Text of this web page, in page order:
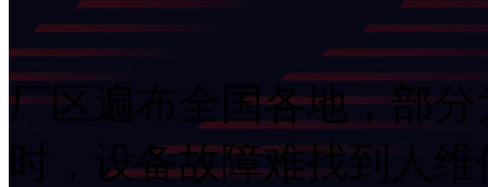
厂区遍布全国各地，部
时，设备故障难找到人